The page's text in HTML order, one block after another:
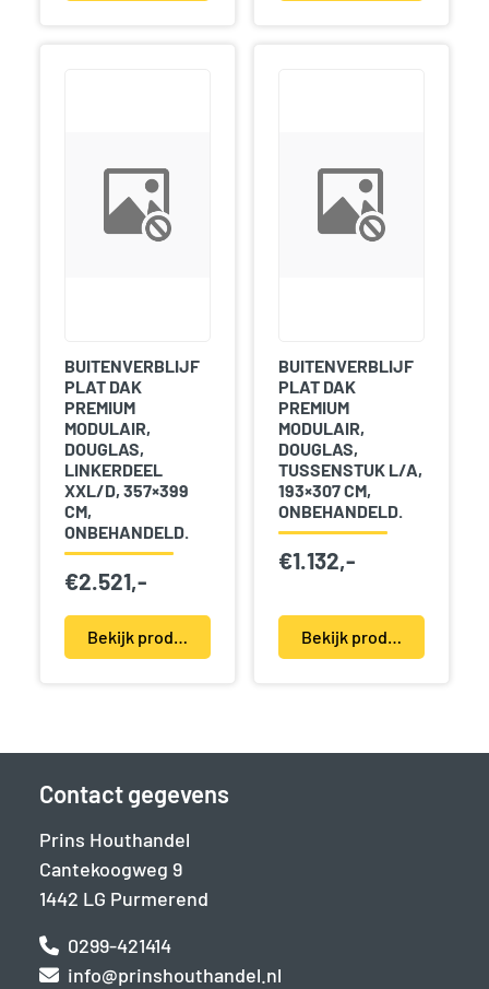
BUITENVERBLIJF
PLAT DAK
PREMIUM
MODULAIR,
DOUGLAS,
LINKERDEEL
XXL/D, 357×399
CM,
ONBEHANDELD.
€2.521,-
Bekijk product(en)
BUITENVERBLIJF
PLAT DAK
PREMIUM
MODULAIR,
DOUGLAS,
TUSSENSTUK L/A,
193×307 CM,
ONBEHANDELD.
€1.132,-
Bekijk product(en)
Contact gegevens
Prins Houthandel
Cantekoogweg 9
1442 LG Purmerend
0299-421414
info@prinshouthandel.nl